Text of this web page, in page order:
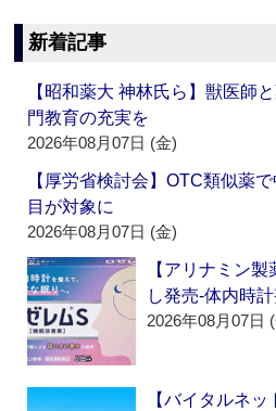
新着記事
【昭和薬大 神林氏ら】獣医師
門教育の充実を
2026年08月07日 (金)
【厚労省検討会】OTC類似薬
目が対象に
2026年08月07日 (金)
【アリナミン
し発売‐体内時
2026年08月07日
【バイタルネ